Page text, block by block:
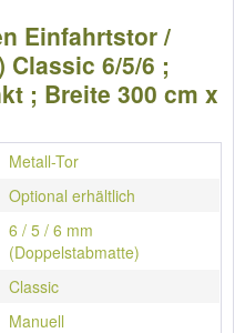
Einfahrtstor /
Classic 6/5/6 ;
; Breite 300 cm x
Metall-Tor
Optional erhältlich
6 / 5 / 6 mm
(Doppelstabmatte)
Classic
Manuell